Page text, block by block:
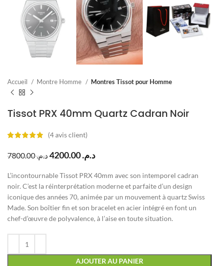
Accueil Montre Homme Montres Tissot pour Homme
Tissot PRX 40mm Quartz Cadran Noir
(4avis client)
د.م.7800.00 د.م.
L’incontournable Tissot PRX 40mm avec son intemporel cadran
noir. C’est la réinterprétation moderne et parfaite d’un design
iconique des années 70, animée par un mouvement à quartz Swiss
Made. Son boîtier fin et son bracelet en acier intégré en font un
chef-d’œuvre de polyvalence, à l’aise en toute situation.
AJOUTER AU PANIER